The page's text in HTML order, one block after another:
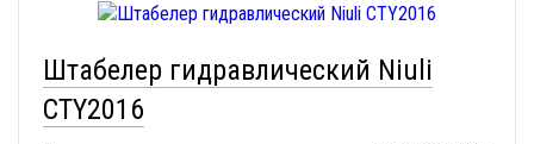
Штабелер гидравлический Niuli
CTY2016